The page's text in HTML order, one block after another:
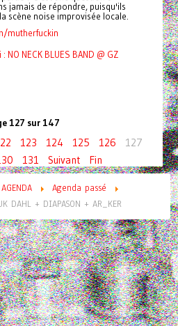
jamais de répondre, puisqu'ils
scène noise improvisée locale.
mutherfuckin
NECK BLUES BAND @ GZ
127 sur 147
123 124 125 126
127
131 Suivant Fin
AGENDA
Agenda passé
DAHL + DIAPASON + AR_KER